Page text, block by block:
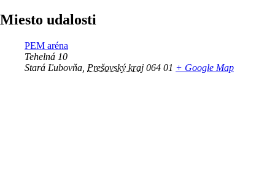
Miesto udalosti
PEM aréna
Tehelná 10
Stará Ľubovňa Prešovský kraj 064 01 + Google Map